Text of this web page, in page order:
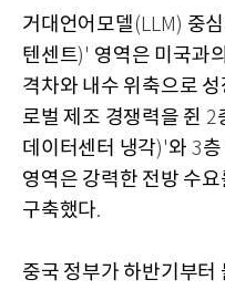
거대언어모델 (LLM) 중심
텐센트)' 영역은 미국과
격차와 내수 위축으로
로벌 제조 경쟁력을 쥔 2
데이터센터 냉각)'와 3층
영역은 강력한 전방 수
구축했다.
중국 정부가 하반기부터